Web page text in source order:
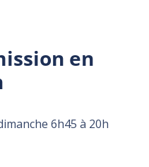
en
6h45 à 20h